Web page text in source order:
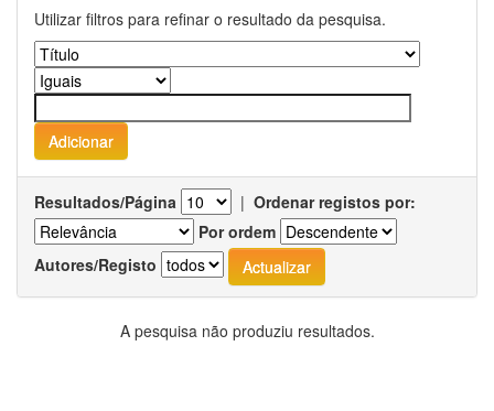
Utilizar filtros para refinar o resultado da pesquisa.
Resultados/Página | Ordenar registos por:
Por ordem
Autores/Registo
A pesquisa não produziu resultados.